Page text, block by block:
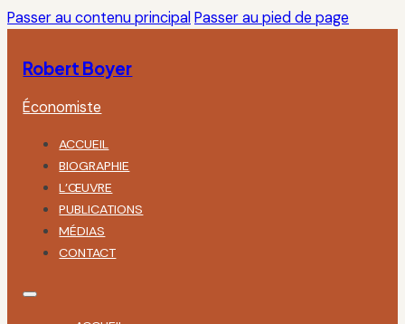
Passer au contenu principal Passer au pied de page
Robert Boyer
Économiste
ACCUEIL
BIOGRAPHIE
L’ŒUVRE
PUBLICATIONS
MÉDIAS
CONTACT